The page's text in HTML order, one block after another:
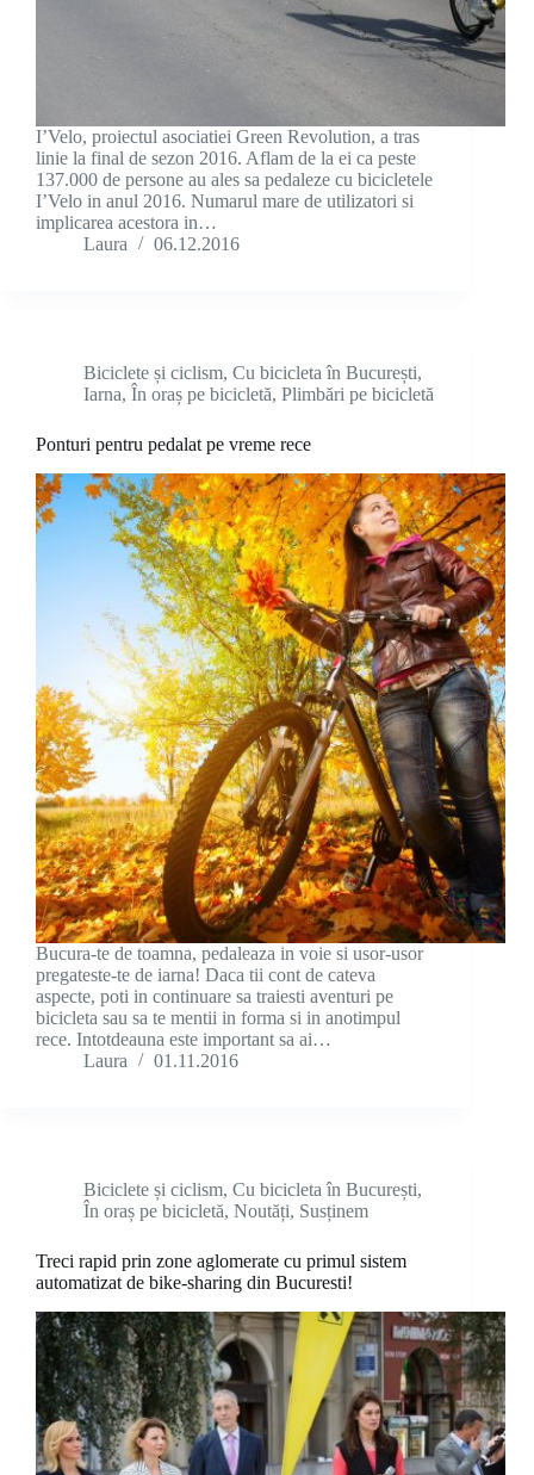
I’Velo, proiectul asociatiei Green Revolution, a tras
linie la final de sezon 2016. Aflam de la ei ca peste
137.000 de persone au ales sa pedaleze cu bicicletele
I’Velo in anul 2016. Numarul mare de utilizatori si
implicarea acestora in…
Laura
06.12.2016
Biciclete și ciclism, Cu bicicleta în București,
Iarna, În oraș pe bicicletă, Plimbări pe bicicletă
Ponturi pentru pedalat pe vreme rece
Bucura-te de toamna, pedaleaza in voie si usor-usor
pregateste-te de iarna! Daca tii cont de cateva
aspecte, poti in continuare sa traiesti aventuri pe
bicicleta sau sa te mentii in forma si in anotimpul
rece. Intotdeauna este important sa ai…
Laura
01.11.2016
Biciclete și ciclism, Cu bicicleta în București,
În oraș pe bicicletă, Noutăți, Susținem
Treci rapid prin zone aglomerate cu primul sistem
automatizat de bike-sharing din Bucuresti!